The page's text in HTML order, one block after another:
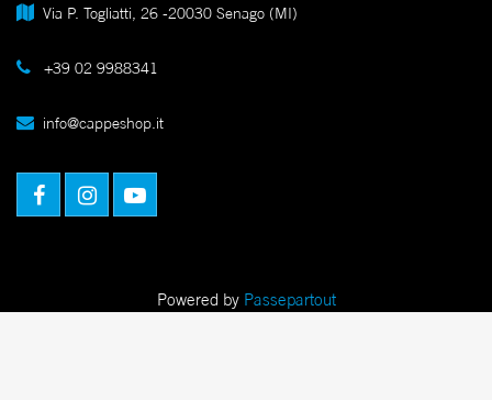
Via P. Togliatti, 26 -20030 Senago (MI)
+39 02 9988341
info@cappeshop.it
Facebook
Powered by Passepartout